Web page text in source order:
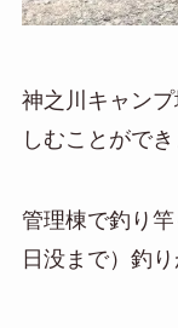
神之川キャン
しむことができ
管理棟で釣り
日没まで）釣